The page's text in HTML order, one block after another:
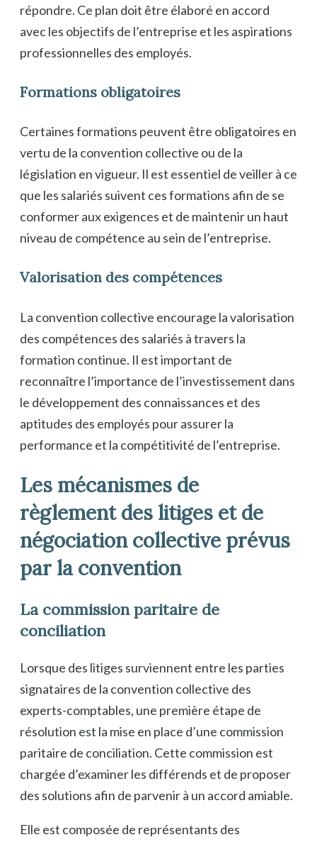
répondre. Ce plan doit être élaboré en accord
avec les objectifs de l’entreprise et les aspirations
professionnelles des employés.
Formations obligatoires
Certaines formations peuvent être obligatoires en
vertu de la convention collective ou de la
législation en vigueur. Il est essentiel de veiller à ce
que les salariés suivent ces formations afin de se
conformer aux exigences et de maintenir un haut
niveau de compétence au sein de l’entreprise.
Valorisation des compétences
La convention collective encourage la valorisation
des compétences des salariés à travers la
formation continue. Il est important de
reconnaître l’importance de l’investissement dans
le développement des connaissances et des
aptitudes des employés pour assurer la
performance et la compétitivité de l’entreprise.
Les mécanismes de
règlement des litiges et de
négociation collective prévus
par la convention
La commission paritaire de
conciliation
Lorsque des litiges surviennent entre les parties
signataires de la convention collective des
experts-comptables, une première étape de
résolution est la mise en place d’une commission
paritaire de conciliation. Cette commission est
chargée d’examiner les différends et de proposer
des solutions afin de parvenir à un accord amiable.
Elle est composée de représentants des